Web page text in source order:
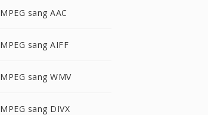
MPEG sang AAC
MPEG sang AIFF
MPEG sang WMV
MPEG sang DIVX